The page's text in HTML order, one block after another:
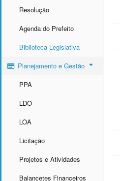
Resolução
Agenda do Prefeito
Biblioteca Legislativa
Planejamento e Gestão
PPA
LDO
LOA
Licitação
Projetos e Atividades
Balancetes Financeiros